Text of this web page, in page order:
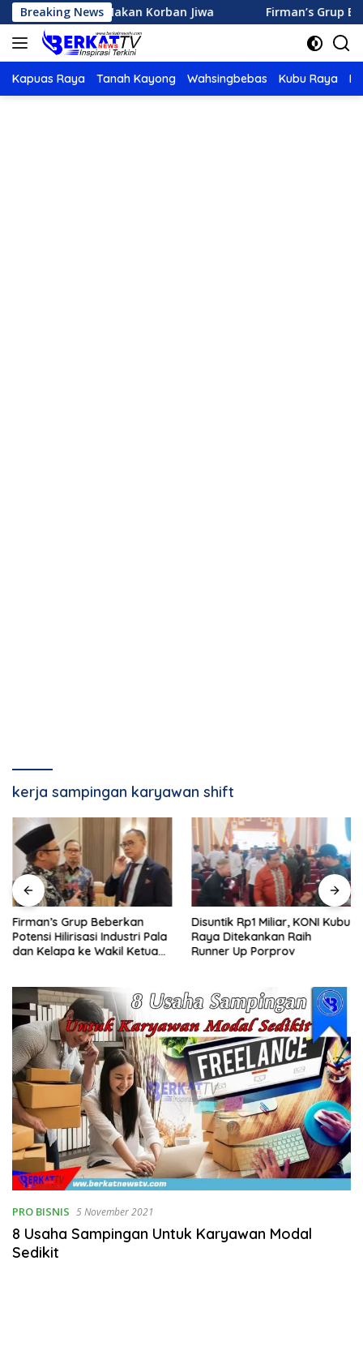
Langsung
ke
konten
Breaking News
Makan Korban Jiwa Firman’s Grup
Kapuas Raya Tanah Kayong Wahsingbebas Kubu Raya
kerja sampingan karyawan shift
Firman’s Grup Beberkan
Potensi Hilirisasi Industri Pala
dan Kelapa ke Wakil Ketua
Disuntik Rp1 Miliar, KONI Kubu
Raya Ditekankan Raih
Runner Up Porprov
PRO BISNIS 5 November 2021
8 Usaha Sampingan Untuk Karyawan Modal
Sedikit